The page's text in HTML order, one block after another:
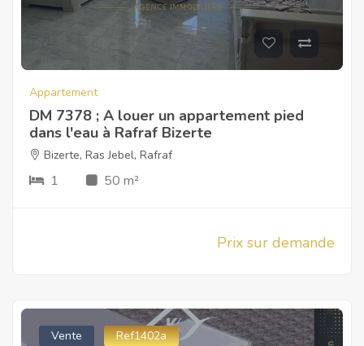
Appartement
DM 7378 ; A louer un appartement pied
dans l'eau à Rafraf Bizerte
Bizerte, Ras Jebel, Rafraf
1 50 m²
Prix sur demande
Vente Ref1402a